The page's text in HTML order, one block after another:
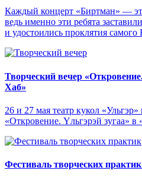
Каждый концерт «Биртман» —
ведь именно эти ребята
и удостоились проклятия
Творческий вечер
Хаб»
26 и 27 мая театр кукол
«Откровение. Yльгэрэй зугаа»
Фестиваль творческих